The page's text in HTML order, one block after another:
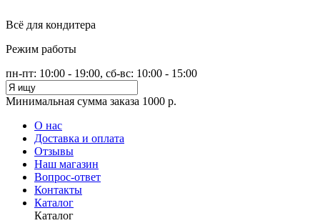
Всё для кондитера
Режим работы
пн-пт: 10:00 - 19:00, сб-вс: 10:00 - 15:00
Минимальная сумма заказа 1000 р.
О нас
Доставка и оплата
Отзывы
Наш магазин
Вопрос-ответ
Контакты
Каталог
Каталог